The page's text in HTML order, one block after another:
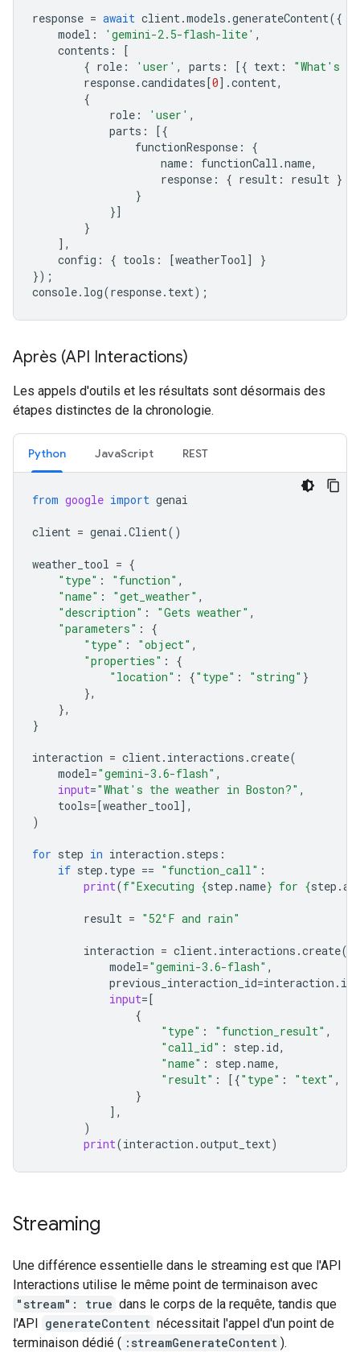
response = await client.models .generateContent({
model : 'gemini-2.5-flash-lite' ,
contents :
[
{ role : 'user' , parts : [{ text :
"What's
response.candidates[0].content,
{
role : 'user' ,
parts :
[{
functionResponse :
{
name : functionCall .name,
response : { result : result }
}
}]
}
],
config : { tools : [weatherTool]
}
});
console. log(response. text);
Après (API Interactions)
Les appels d'outils et les résultats sont désormais des
étapes distinctes de la chronologie.
Python JavaScript REST
from google import genai
client = genai .Client()
weather_tool = {
"type" : "function" ,
"name" : "get_weather" ,
"description" : "Gets weather" ,
"parameters" :
{
"type" : "object" ,
"properties" :
{
"location" : {"type" : "string" }
},
},
}
interaction = client. interactions .create(
model="gemini-3.6-flash" ,
input="What's the weather in Boston?" ,
tools=[weather_tool],
)
for step in interaction . steps :
if step . type == "function_call" :
print(f"Executing {step .name} for {step .
result = "52°F and rain"
interaction = client. interactions .create(
model="gemini-3.6-flash" ,
previous_interaction_id=interaction . id
input=[
{
"type" : "function_result" ,
"call_id" : step . id,
"name" : step .name,
"result" : [{"type" : "text" ,
}
],
)
print(interaction .output_text)
Streaming
Une différence essentielle dans le streaming est que l'API
Interactions utilise le même point de terminaison avec
"stream": true dans le corps de la requête, tandis que
l'API generateContent nécessitait l'appel d'un point de
terminaison dédié ( :streamGenerateContent ).